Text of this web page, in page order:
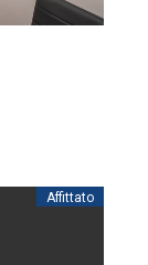
Affittato